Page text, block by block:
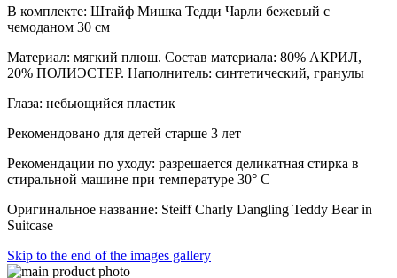
В комплекте: Штайф Мишка Тедди Чарли бежевый с
чемоданом 30 см
Материал: мягкий плюш. Состав материала: 80% АКРИЛ,
20% ПОЛИЭСТЕР. Наполнитель: синтетический, гранулы
Глаза: небьющийся пластик
Рекомендовано для детей старше 3 лет
Рекомендации по уходу: разрешается деликатная стирка в
стиральной машине при температуре 30° C
Оригинальное название: Steiff Сharly Dangling Teddy Bear in
Suitcase
Skip to the end of the images gallery